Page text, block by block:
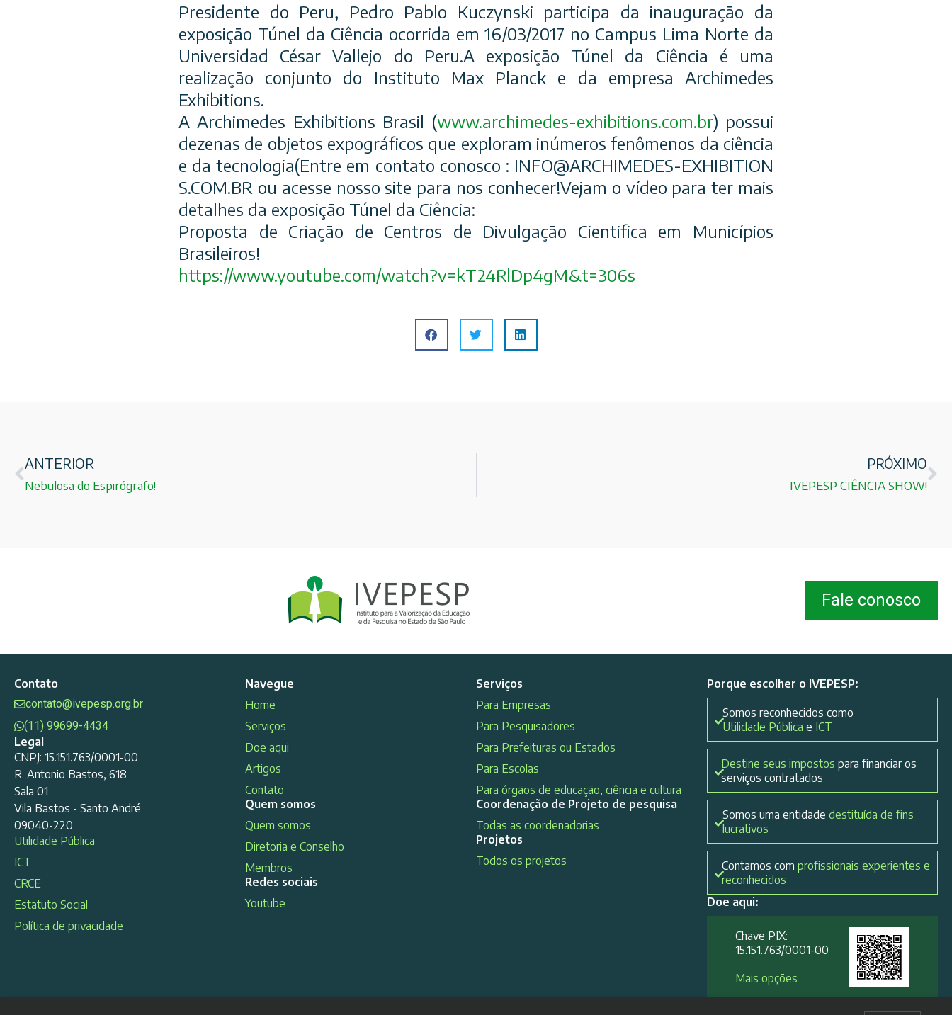
Presidente do Peru, Pedro Pablo Kuczynski participa da inauguração da
exposição Túnel da Ciência ocorrida em 16/03/2017 no Campus Lima Norte da
Universidad César Vallejo do Peru.A exposição Túnel da Ciência é uma
realização conjunto do Instituto Max Planck e da empresa Archimedes
Exhibitions.
A Archimedes Exhibitions Brasil (www.archimedes-exhibitions.com.br) possui
dezenas de objetos expográficos que exploram inúmeros fenômenos da ciência
e da tecnologia(Entre em contato conosco : INFO@ARCHIMEDES-EXHIBITION
S.COM.BR ou acesse nosso site para nos conhecer!Vejam o vídeo para ter mais
detalhes da exposição Túnel da Ciência:
Proposta de Criação de Centros de Divulgação Cientifica em Municípios
Brasileiros!
https://www.youtube.com/watch?v=kT24RlDp4gM&t=306s
ANTERIOR
Nebulosa do Espirógrafo!
PRÓXIMO
IVEPESP CIÊNCIA SHOW!
Fale conosco
Contato
contato@ivepesp.org.br
(11) 99699-4434
Legal
CNPJ: 15.151.763/0001-00
R. Antonio Bastos, 618
Sala 01
Vila Bastos - Santo André
09040-220
Utilidade Pública
ICT
CRCE
Estatuto Social
Política de privacidade
Navegue
Home
Serviços
Doe aqui
Artigos
Contato
Quem somos
Quem somos
Diretoria e Conselho
Membros
Redes sociais
Youtube
Serviços
Para Empresas
Para Pesquisadores
Para Prefeituras ou Estados
Para Escolas
Para órgãos de educação, ciência e cultura
Coordenação de Projeto de pesquisa
Todas as coordenadorias
Projetos
Todos os projetos
Porque escolher o IVEPESP:
Somos reconhecidos como
Utilidade Pública e ICT
Destine seus impostos para financiar os
serviços contratados
Somos uma entidadedestituída de fins
lucrativos
Contamos com profissionais experientes e
reconhecidos
Doe aqui:
Chave PIX:
15.151.763/0001-00​
Mais opções